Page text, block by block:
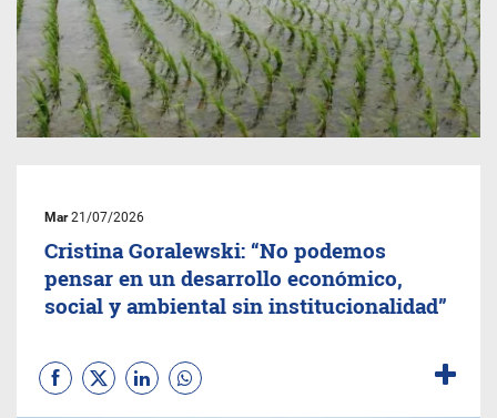
Mar21/07/2026
Cristina Goralewski: “No podemos
pensar en un desarrollo económico,
social y ambiental sin institucionalidad”